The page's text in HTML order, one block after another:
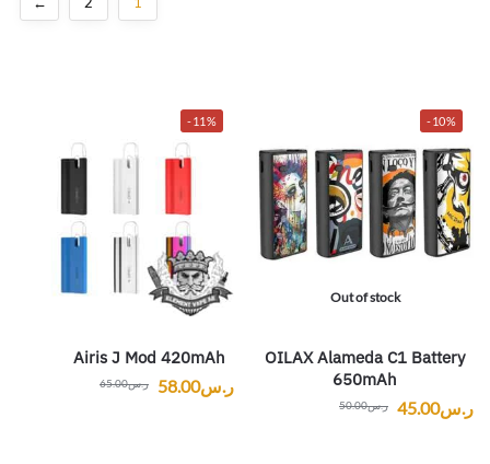
-10%
Out of stock
OILAX Alameda C1 Battery
650mAh
ر.س50.00 ر.س45.00
-11%
Airis J Mod 420mAh
ر.س65.00 ر.س58.00